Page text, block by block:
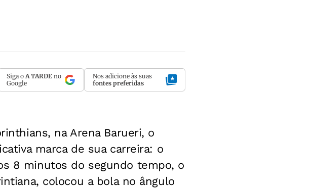
Siga o A TARDE no
Google
Nos adicione às suas
fontes preferidas
na Arena Barueri, o
marca de sua carreira: o
8 minutos do segundo tempo, o
colocou a bola no ângulo